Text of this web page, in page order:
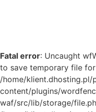
Fatal error: Uncaught
to save temporary file
/home/
content/plugins/
waf/src/lib/storage/